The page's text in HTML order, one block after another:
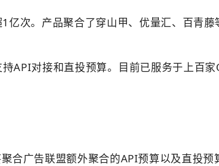
次。产品聚合了穿山甲、优量汇、百青藤
API对接和直投预算。目前已服务于上百
合广告联盟额外聚合的API预算以及直投预